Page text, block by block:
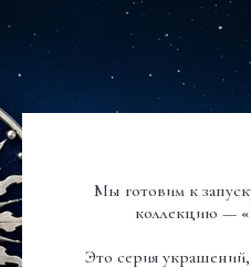
Мы готовим к
коллекцию —
Это серия